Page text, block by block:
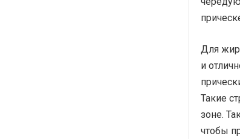
Для
и
Такие
зоне.
чтобы